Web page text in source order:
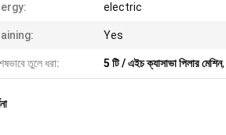
electric
Yes
তুলে ধরা: 5 টি / এইচ ক্যাসাভা পিলার মেশিন,